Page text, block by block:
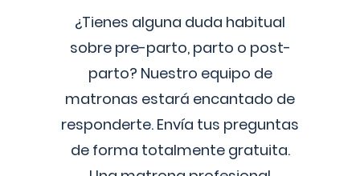
¿Tienes alguna duda habitual
sobre pre-parto, parto o post-
parto? Nuestro equipo de
matronas estará encantado de
responderte. Envía tus preguntas
de forma totalmente gratuita.